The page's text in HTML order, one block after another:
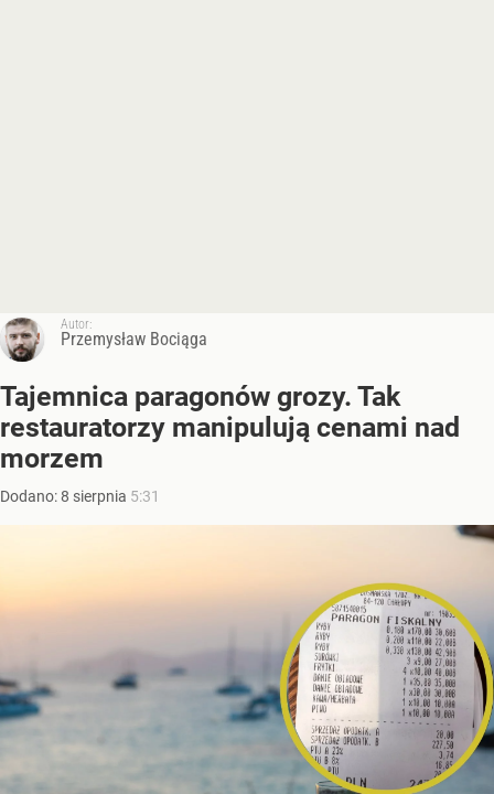
Autor:
Przemysław Bociąga
Tajemnica paragonów grozy. Tak
restauratorzy manipulują cenami nad
morzem
Dodano:8 sierpnia 5:31